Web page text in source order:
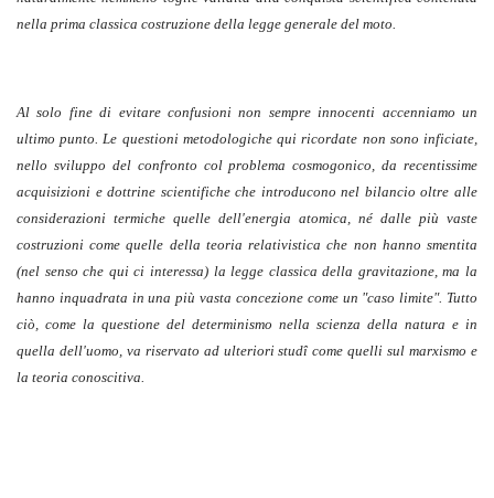
nella prima classica costruzione della legge generale del moto.
Al solo fine di evitare confusioni non sempre innocenti accenniamo un
ultimo punto. Le questioni metodologiche qui ricordate non sono inficiate,
nello sviluppo del confronto col problema cosmogonico, da recentissime
acquisizioni e dottrine scientifiche che introducono nel bilancio oltre alle
considerazioni termiche quelle dell'energia atomica, né dalle più vaste
costruzioni come quelle della teoria relativistica che non hanno smentita
(nel senso che qui ci interessa) la legge classica della gravitazione, ma la
hanno inquadrata in una più vasta concezione come un "caso limite". Tutto
ciò, come la questione del determinismo nella scienza della natura e in
quella dell'uomo, va riservato ad ulteriori studî come quelli sul marxismo e
la teoria conoscitiva.